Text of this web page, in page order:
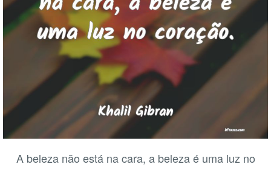
A beleza não está na cara, a beleza é uma luz no